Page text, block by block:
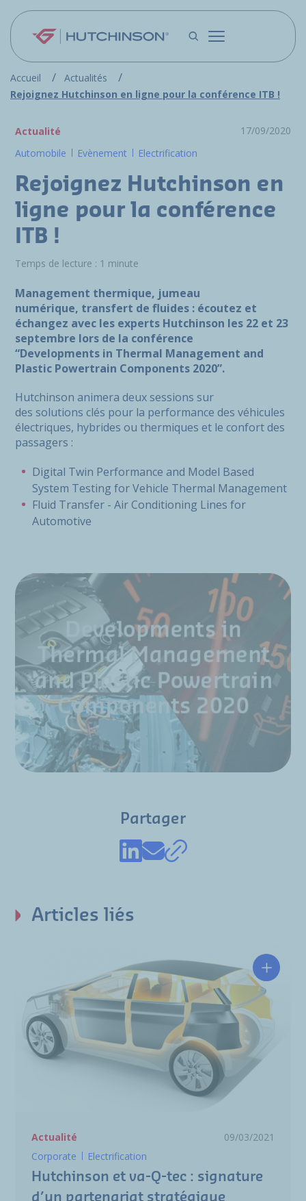
Aller au contenu principal
Accueil
Actualités
Rejoignez Hutchinson en ligne pour la conférence ITB !
Actualité
17/09/2020
Automobile
Evènement Electrification
Rejoignez Hutchinson en
ligne pour la conférence
ITB !
Temps de lecture : 1 minute
Management thermique, jumeau
numérique, transfert de fluides : écoutez et
échangez avec les experts Hutchinson les 22 et 23
septembre lors de la conférence
“Developments in Thermal Management and
Plastic Powertrain Components 2020”.
Hutchinson animera deux sessions sur
des solutions clés pour la performance des véhicules
électriques, hybrides ou thermiques et le confort des
passagers :
Digital Twin Performance and Model Based
System Testing for Vehicle Thermal Management
Fluid Transfer - Air Conditioning Lines for
Automotive
Partager
Articles liés
Actualité
09/03/2021
Corporate
Electrification
Hutchinson et va-Q-tec : signature
d’un partenariat stratégique